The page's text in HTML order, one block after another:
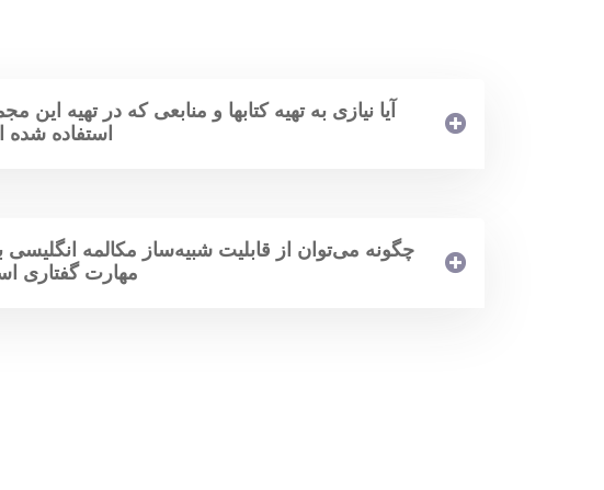
آیا نیازی به تهیه کتابها و منابعی که در تهیه این
استفاده
چگونه می‌توان از قابلیت شبیه‌ساز مکالمه انگلیسی
مهارت گفتاری